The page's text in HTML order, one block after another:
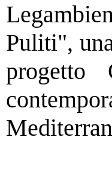
Puliti",